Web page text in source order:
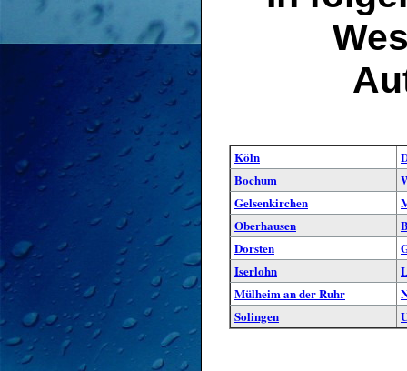
Köln
Bochum
Gelsenkirchen
Oberhausen
Dorsten
Iserlohn
Mülheim an der Ruhr
Solingen